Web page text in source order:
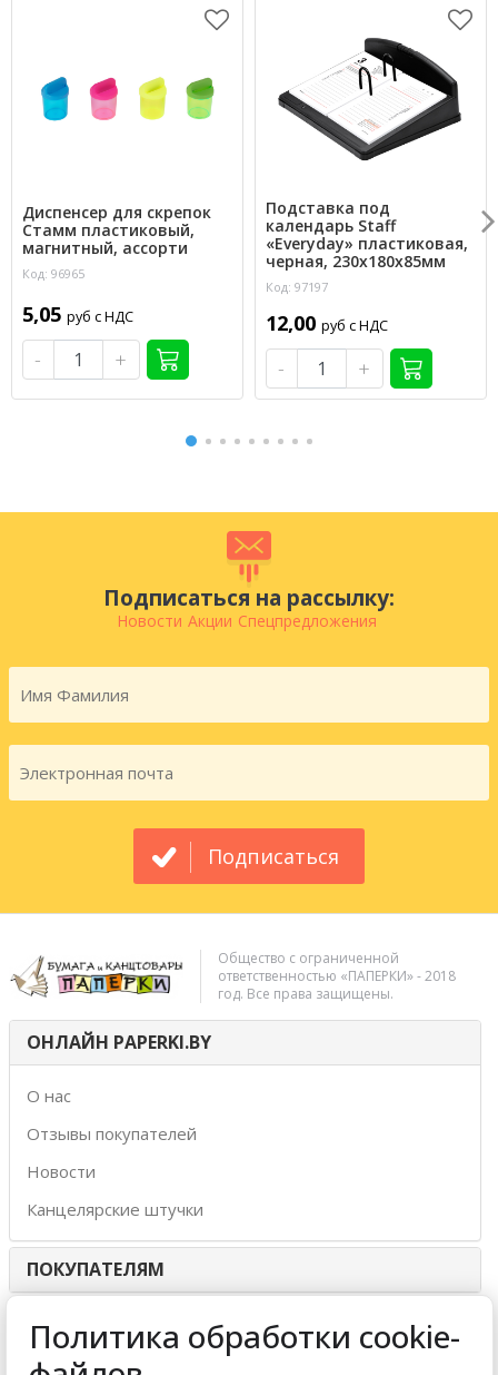
Диспенсер для скрепок
Стамм пластиковый,
магнитный, ассорти
Код: 96965
5,05 руб с НДС
- +
Подставка под
календарь Staff
«Everyday» пластиковая,
черная, 230х180х85мм
Код: 97197
12,00 руб с НДС
- +
Подписаться на рассылку:
Новости Акции Спецпредложения
Подписаться
Общество с ограниченной
ответственностью «ПАПЕРКИ» - 2018
год. Все права защищены.
ОНЛАЙН PAPERKI.BY
О нас
Отзывы покупателей
Новости
Канцелярские штучки
ПОКУПАТЕЛЯМ
ИНТЕРНЕТ-МАГАЗИН
Политика обработки cookie-